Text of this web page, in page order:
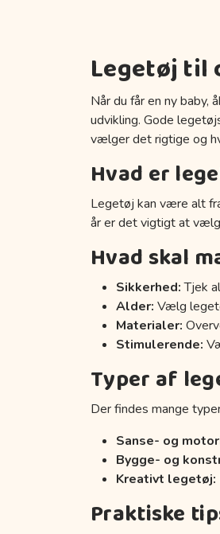
Legetøj til
Når du får en ny baby,
udvikling. Gode
vælger det rigtige og
Hvad er
Legetøj kan være alt
år er det vigtigt at
Hvad skal
Sikkerhed:Tjek
Alder: Vælg
Materialer:
Stimulerende:
Typer af
Der findes mange
Sanse- og
Bygge- og
Kreativt legetøj:
Praktiske